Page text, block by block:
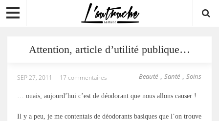
Attention, article d’utilité publique…
Beauté , Santé , Soins
SEP 27, 2011 17 commentaires
… ouais, aujourd’hui c’est de déodorant que nous allons causer !
Il y a peu, je me contentais de déodorants basiques que l’on trouve